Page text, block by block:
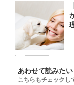
あわせて読みたい
こちらもチェックし